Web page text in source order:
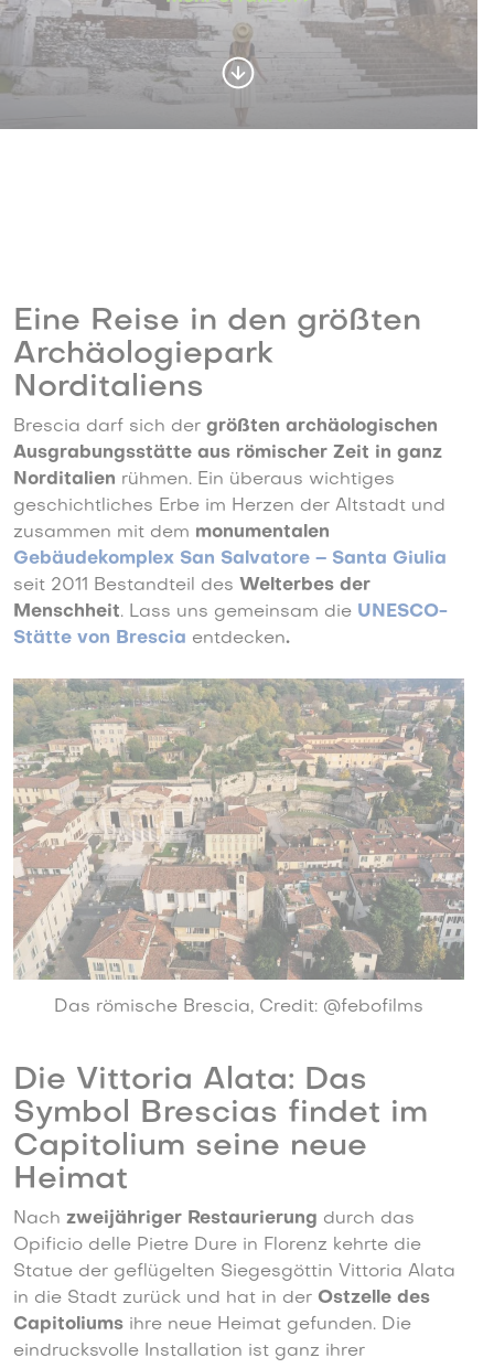
Eine Reise in den größten
Archäologiepark
Norditaliens
Brescia darf sich der größten archäologischen
Ausgrabungsstätte aus römischer Zeit in ganz
Norditalien rühmen. Ein überaus wichtiges
geschichtliches Erbe im Herzen der Altstadt und
zusammen mit dem monumentalen
Gebäudekomplex San Salvatore – Santa Giulia
seit 2011 Bestandteil des Welterbes der
Menschheit. Lass uns gemeinsam die UNESCO-
Stätte von Brescia entdecken.
Das römische Brescia, Credit: @febofilms
Die Vittoria Alata: Das
Symbol Brescias findet im
Capitolium seine neue
Heimat
Nach zweijähriger Restaurierung durch das
Opificio delle Pietre Dure in Florenz kehrte die
Statue der geflügelten Siegesgöttin Vittoria Alata
in die Stadt zurück und hat in der Ostzelle des
Capitoliums ihre neue Heimat gefunden. Die
eindrucksvolle Installation ist ganz ihrer